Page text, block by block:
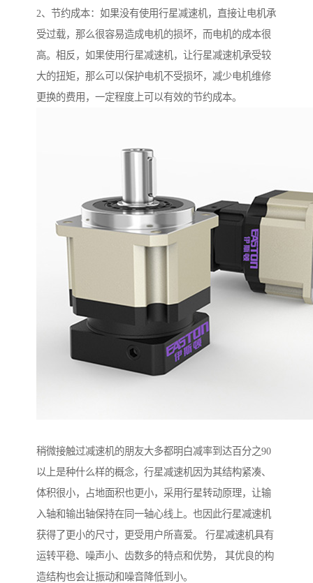
2、节约成本：如果没有使用行星减速机，直接让电机承
受过载，那么很容易造成电机的损坏，而电机的成本很
高。相反，如果使用行星减速机，让行星减速机承受较
大的扭矩，那么可以保护电机不受损坏，减少电机维修
更换的费用，一定程度上可以有效的节约成本。
稍微接触过减速机的朋友大多都明白减率到达百分之90
以上是种什么样的概念，行星减速机因为其结构紧凑、
体积很小，占地面积也更小，采用行星转动原理，让输
入轴和输出轴保持在同一轴心线上。也因此行星减速机
获得了更小的尺寸，更受用户所喜爱。 行星减速机具有
运转平稳、噪声小、齿数多的特点和优势， 其优良的构
造结构也会让振动和噪音降低到小。